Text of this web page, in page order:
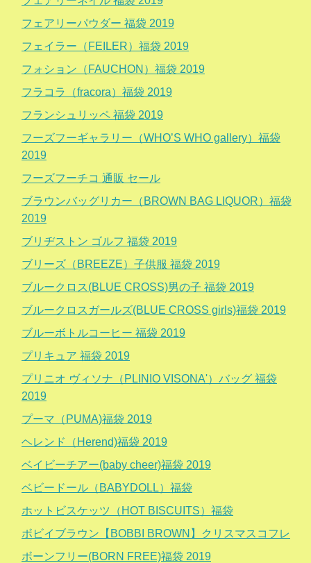
フェアリーパウダー 福袋 2019
フェイラー（FEILER）福袋 2019
フォション（FAUCHON）福袋 2019
フラコラ（fracora）福袋 2019
フランシュリッペ 福袋 2019
フーズフーギャラリー（WHO’S WHO gallery）福袋
2019
フーズフーチコ 通販 セール
ブラウンバッグリカー（BROWN BAG LIQUOR）福袋
2019
ブリヂストン ゴルフ 福袋 2019
ブリーズ（BREEZE）子供服 福袋 2019
ブルークロス(BLUE CROSS)男の子 福袋 2019
ブルークロスガールズ(BLUE CROSS girls)福袋 2019
ブルーボトルコーヒー 福袋 2019
プリキュア 福袋 2019
プリニオ ヴィソナ（PLINIO VISONA'）バッグ 福袋
2019
プーマ（PUMA)福袋 2019
ヘレンド（Herend)福袋 2019
ベイビーチアー(baby cheer)福袋 2019
ベビードール（BABYDOLL）福袋
ホットビスケッツ（HOT BISCUITS）福袋
ボビイブラウン【BOBBI BROWN】クリスマスコフレ
ボーンフリー(BORN FREE)福袋 2019